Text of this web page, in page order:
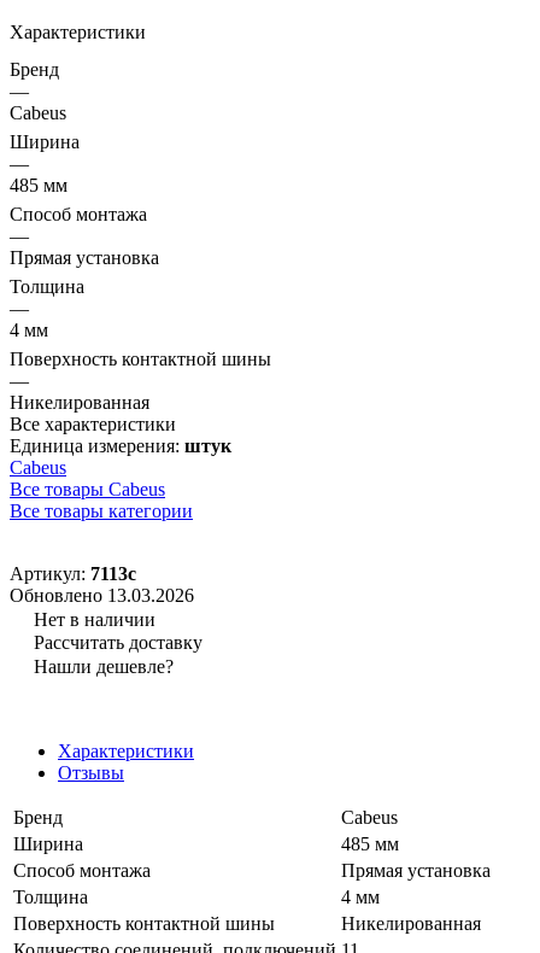
Характеристики
Бренд
—
Cabeus
Ширина
—
485 мм
Способ монтажа
—
Прямая установка
Толщина
—
4 мм
Поверхность контактной шины
—
Никелированная
Все характеристики
Единица измерения: штук
Cabeus
Все товары Cabeus
Все товары категории
Артикул: 7113c
Обновлено 13.03.2026
Нет в наличии
Рассчитать доставку
Нашли дешевле?
Характеристики
Отзывы
Бренд
Cabeus
Ширина
485 мм
Способ монтажа
Прямая установка
Толщина
4 мм
Поверхность контактной шины
Никелированная